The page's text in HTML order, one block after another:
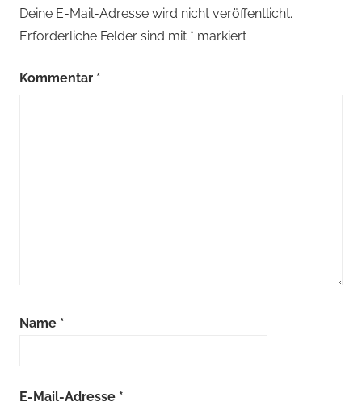
Deine E-Mail-Adresse wird nicht veröffentlicht.
Erforderliche Felder sind mit * markiert
Kommentar *
Name *
E-Mail-Adresse *